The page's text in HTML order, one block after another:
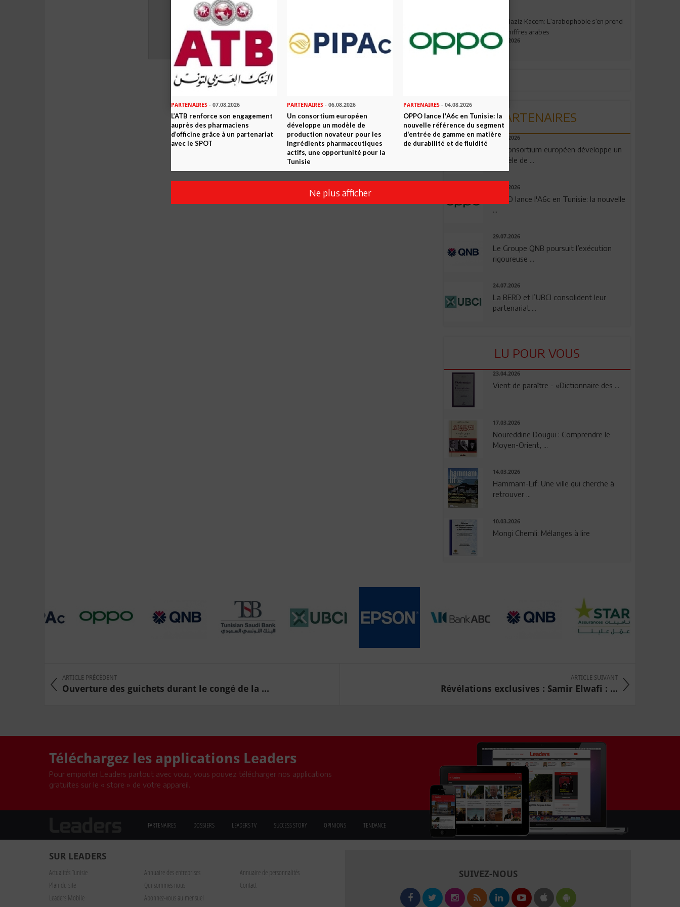
Abdelaziz Kacem: L’arabophobie s’en prend
aux chiffres arabes
09.07.2026
PARTENAIRES
06.08.2026
Un consortium européen développe un
modèle de ...
04.08.2026
OPPO lance l'A6c en Tunisie: la nouvelle
...
29.07.2026
Le Groupe QNB poursuit l’exécution
rigoureuse ...
24.07.2026
La BERD et l’UBCI consolident leur
partenariat ...
LU POUR VOUS
23.04.2026
Vient de paraître - «Dictionnaire des ...
17.03.2026
Noureddine Dougui : Comprendre le
Moyen-Orient, ...
14.03.2026
Hammam-Lif: Une ville qui cherche à
retrouver ...
10.03.2026
Mongi Chemli: Mélanges à lire
ARTICLE PRÉCÉDENT
Ouverture des guichets durant le congé de la ...
ARTICLE SUIVANT
Révélations exclusives : Samir Elwafi : ...
Téléchargez les applications Leaders
Pour emporter Leaders partout avec vous, vous pouvez télécharger nos applications
gratuites sur le « store » de votre appareil.
PARTENAIRES DOSSIERS LEADERS TV SUCCESS STORY OPINIONS TENDANCE
SUR LEADERS
Actualités Tunisie Annuaire des entreprises
Annuaire de personnalités
Plan du site
Qui sommes nous
Contact
Leaders Mobile
Abonnez-vous au mensuel
SUIVEZ-NOUS
PARTENAIRES - 07.08.2026
L’ATB renforce son engagement
auprès des pharmaciens
d’officine grâce à un partenariat
avec le SPOT
PARTENAIRES - 06.08.2026
Un consortium européen
développe un modèle de
production novateur pour les
ingrédients pharmaceutiques
actifs, une opportunité pour la
Tunisie
PARTENAIRES- 04.08.2026
OPPO lance l'A6c en Tunisie: la
nouvelle référence du segment
d'entrée de gamme en matière
de durabilité et de fluidité
Ne plus afficher